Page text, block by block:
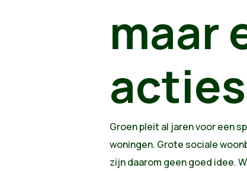
maar
Groen pleit al jaren voor een
woningen. Grote sociale
zijn daarom geen goed idee.